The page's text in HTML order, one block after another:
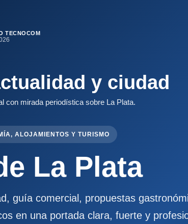
TECNOCOM
y ciudad
con mirada periodística sobre La Plata.
ALOJAMIENTOS Y TURISMO
La Plata
guía comercial, propuestas
en una portada clara, fuerte y